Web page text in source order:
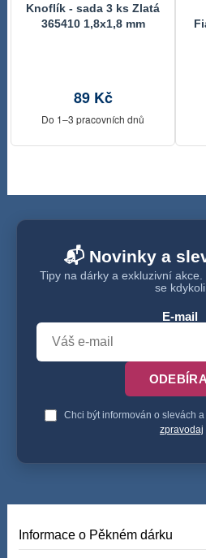
Knoflík - sada 3 ks Zlatá
365410 1,8x1,8 mm
89 Kč
Do 1–3 pracovních dnů
📬 Novinky a
Tipy na dárky a exkluzivní
se kdykoli.
E-mail
Chci být informován o slevách
zpravodaj
Informace o Pěkném dárku